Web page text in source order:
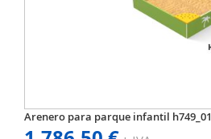
Arenero para parque infantil h749_01